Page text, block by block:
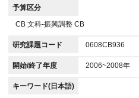
予算区分
CB 文科-振興調整 CB
研究課題コード 0608CB936
開始/終了年度 2006~2008年
キーワード(日本語)